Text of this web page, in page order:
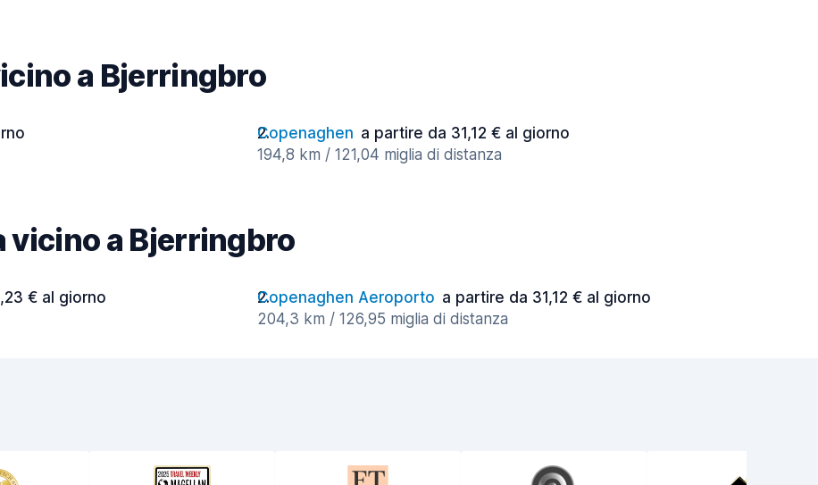
a Bjerringbro
Copenaghen a partire da 31,12 € al giorno
194,8 km / 121,04 miglia di distanza
vicino a Bjerringbro
€ al giorno
Copenaghen Aeroporto a partire da 31,12 € al giorno
204,3 km / 126,95 miglia di distanza